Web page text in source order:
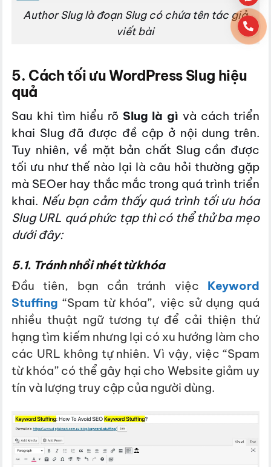
Author Slug là đoạn Slug có chứa tên tác giả
viết bài
5. Cách tối ưu WordPress Slug hiệu
quả
Sau khi tìm hiểu rõ Slug là gì và cách triển
khai Slug đã được đề cập ở nội dung trên.
Tuy nhiên, về mặt bản chất Slug cần được
tối ưu như thế nào lại là câu hỏi thường gặp
mà SEOer hay thắc mắc trong quá trình triển
khai. Nếu bạn cảm thấy quá trình tối ưu hóa
Slug URL quá phức tạp thì có thể thử ba mẹo
dưới đây:
5.1. Tránh nhồi nhét từ khóa
Đầu tiên, bạn cần tránh việc Keyword
Stuffing “Spam từ khóa”, việc sử dụng quá
nhiều thuật ngữ tương tự để cải thiện thứ
hạng tìm kiếm nhưng lại có xu hướng làm cho
các URL không tự nhiên. Vì vậy,việc “Spam
từ khóa” có thể gây hại cho Website giảm uy
tín và lượng truy cập của người dùng.